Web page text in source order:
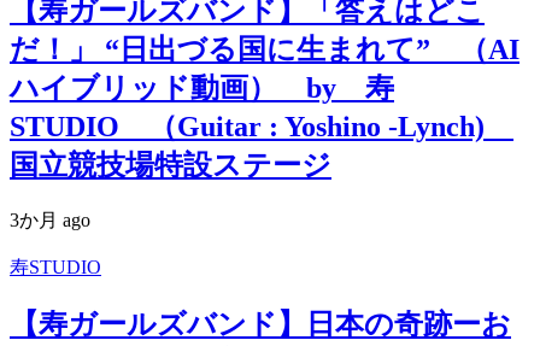
【寿ガールズバンド】「答えはどこ
だ！」 “日出づる国に生まれて” （AI
ハイブリッド動画） by 寿
STUDIO （Guitar : Yoshino -Lynch)
国立競技場特設ステージ
3か月 ago
寿STUDIO
【寿ガールズバンド】日本の奇跡ーお